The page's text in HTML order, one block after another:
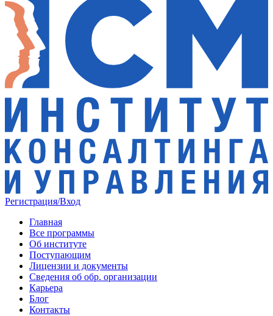
Регистрация/Вход
Главная
Все программы
Об институте
Поступающим
Лицензии и документы
Сведения об обр. организации
Карьера
Блог
Контакты